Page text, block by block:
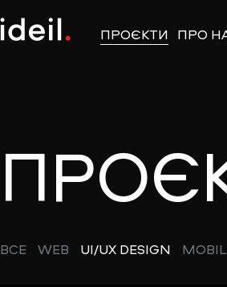
ПРОЄКТИ ПРО
ВСЕ WEB UI/UX DESIGN